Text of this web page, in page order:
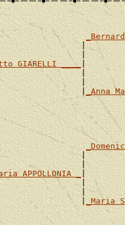
|
GIARELLI ____
|
|
|
_Anna
|
|
|
APPOLLONIA _
|
|
|
|
_Maria